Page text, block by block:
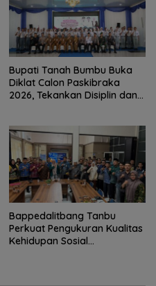
Bupati Tanah Bumbu Buka
Diklat Calon Paskibraka
2026, Tekankan Disiplin dan
Bappedalitbang Tanbu
Perkuat Pengukuran Kualitas
Kehidupan Sosial